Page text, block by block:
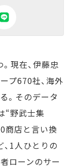
現在、伊藤忠
プ670社、海外
。そのデータ
“野武士集
商店と言い換
1人ひとりの
ローンのサー